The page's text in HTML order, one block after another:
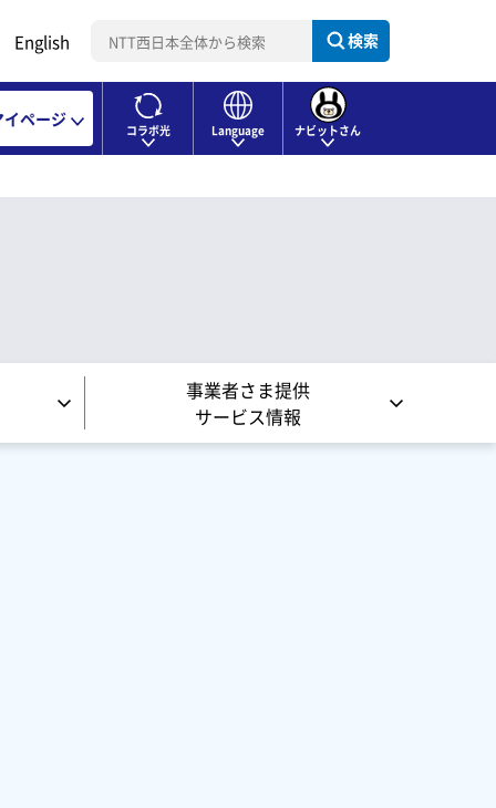
English 検索
イページ
コラボ光 Language ナビットさん
事業者さま提供
サービス情報